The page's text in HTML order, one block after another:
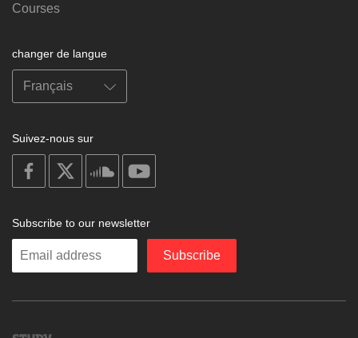
Courses
changer de langue
Suivez-nous sur
on
facebook
soundcloud
Subscribe to our newsletter
Enter
Subscribe